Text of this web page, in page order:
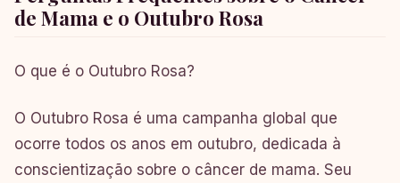
de Mama e o Outubro Rosa
O que é o Outubro Rosa?
O Outubro Rosa é uma campanha global que
ocorre todos os anos em outubro, dedicada à
conscientização sobre o câncer de mama. Seu